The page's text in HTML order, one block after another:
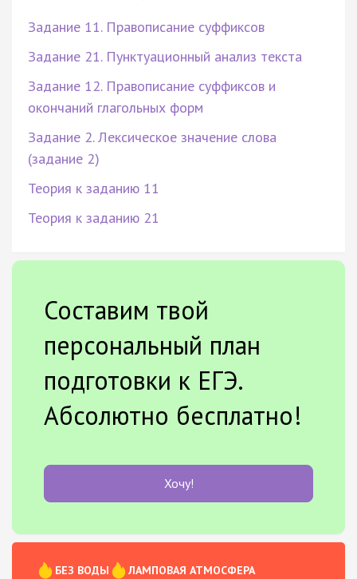
Задание 11. Правописание суффиксов
Задание 21. Пунктуационный анализ текста
Задание 12. Правописание суффиксов и
окончаний глагольных форм
Задание 2. Лексическое значение слова
(задание 2)
Теория к заданию 11
Теория к заданию 21
Составим твой
персональный план
подготовки к ЕГЭ.
Абсолютно бесплатно!
Хочу!
БЕЗ ВОДЫ
ЛАМПОВАЯ АТМОСФЕРА